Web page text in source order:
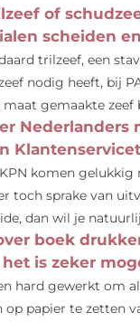
of
scheiden
trilzeef, een
nodig heeft, bij
gemaakte zeef
Nederlanders
komen gelukkig
toch sprake van
dan wil je
boek
is zeker
hard gewerkt om
op papier te zetten